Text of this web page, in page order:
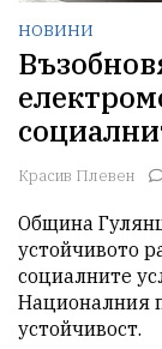
НОВИНИ
Красив Плевен
Община
устойчивото
социалните
Националния
устойчивост.